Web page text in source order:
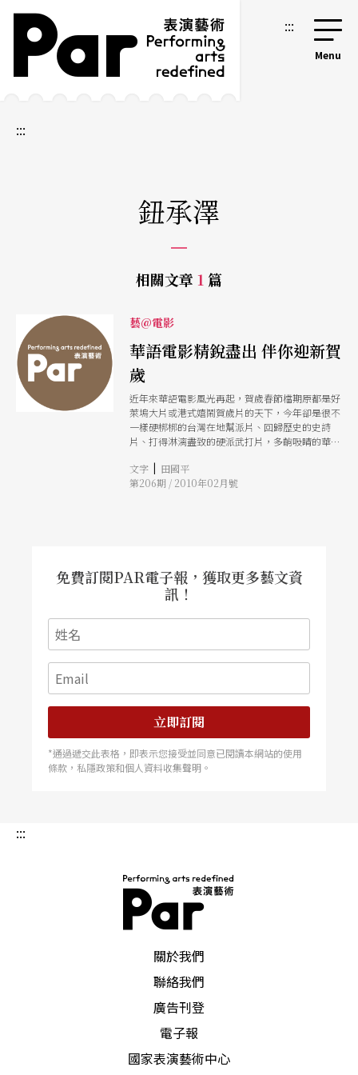
跳到主要內容區塊
網站導覽 :::
:::
鈕承澤
相關文章 1 篇
藝@電影
華語電影精銳盡出 伴你迎新賀
歲
近年來華語電影風光再起，賀歲春節檔期原都是好
萊塢大片或港式嬉鬧賀歲片的天下，今年卻是很不
一樣硬梆梆的台灣在地幫派片、回歸歷史的史詩
片、打得淋漓盡致的硬派武打片，多齣吸睛的華語
文字 | 田國平
第206期 / 2010年02月號
免費訂閱PAR電子報，獲取更多藝文資
訊！
立即訂閱
*通過遞交此表格，即表示您接受並同意已閱讀本網站的使用
條款，私隱政策和個人資料收集聲明。
:::
關於我們
聯絡我們
廣告刊登
電子報
國家表演藝術中心